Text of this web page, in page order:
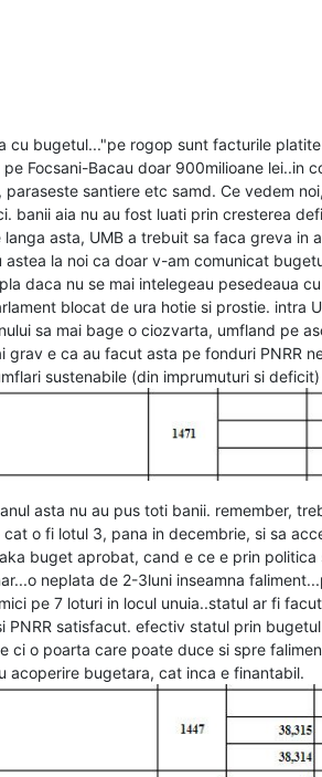
cu bugetul..."pe rogop sunt facturile
Focsani-Bacau doar 900milioane
paraseste santiere etc samd. Ce vedem
banii aia nu au fost luati prin cresterea
asta, UMB a trebuit sa faca greva
la noi ca doar v-am comunicat
daca nu se mai intelegeau pesedeaua
blocat de ura hotie si prostie. intra
sa mai bage o ciozvarta, umfland pe
grav e ca au facut asta pe fonduri PNRR
sustenabile (din imprumuturi si
asta nu au pus toti banii. remember,
o fi lotul 3, pana in decembrie, si sa
buget aprobat, cand e ce e prin
neplata de 2-3luni inseamna
pe 7 loturi in locul unuia..statul ar fi
PNRR satisfacut. efectiv statul prin
ci o poarta care poate duce si spre
acoperire bugetara, cat inca e finantabil.